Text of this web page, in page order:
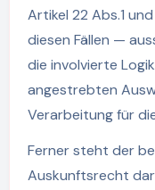
Artikel 22 Abs.1
diesen Fällen —
die involvierte
angestrebten
Verarbeitung für
Ferner steht der
Auskunftsrecht